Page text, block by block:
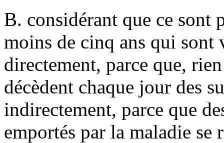
B. considérant que ce sont
moins de cinq ans qui sont
directement, parce que,
décèdent chaque jour des
indirectement, parce que
emportés par la maladie